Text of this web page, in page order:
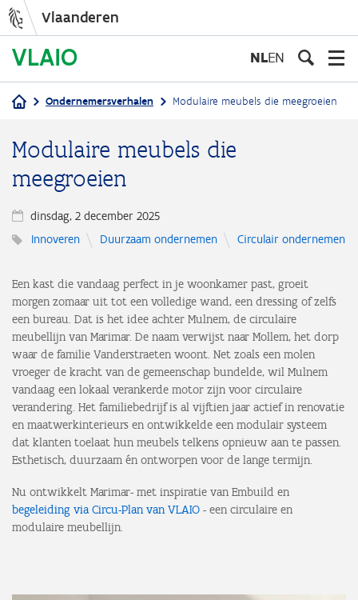
Vlaanderen
NLEN
Ondernemersverhalen Modulaire meubels die meegroeien
Modulaire meubels die
meegroeien
dinsdag, 2 december 2025
Innoveren
Duurzaam ondernemen Circulair ondernemen
Een kast die vandaag perfect in je woonkamer past, groeit
morgen zomaar uit tot een volledige wand, een dressing of zelfs
een bureau. Dat is het idee achter Mulnem, de circulaire
meubellijn van Marimar. De naam verwijst naar Mollem, het dorp
waar de familie Vanderstraeten woont. Net zoals een molen
vroeger de kracht van de gemeenschap bundelde, wil Mulnem
vandaag een lokaal verankerde motor zijn voor circulaire
verandering. Het familiebedrijf is al vijftien jaar actief in renovatie
en maatwerkinterieurs en ontwikkelde een modulair systeem
dat klanten toelaat hun meubels telkens opnieuw aan te passen.
Esthetisch, duurzaam én ontworpen voor de lange termijn.
Nu ontwikkelt Marimar- met inspiratie van Embuild en
begeleiding via Circu-Plan van VLAIO - een circulaire en
modulaire meubellijn.